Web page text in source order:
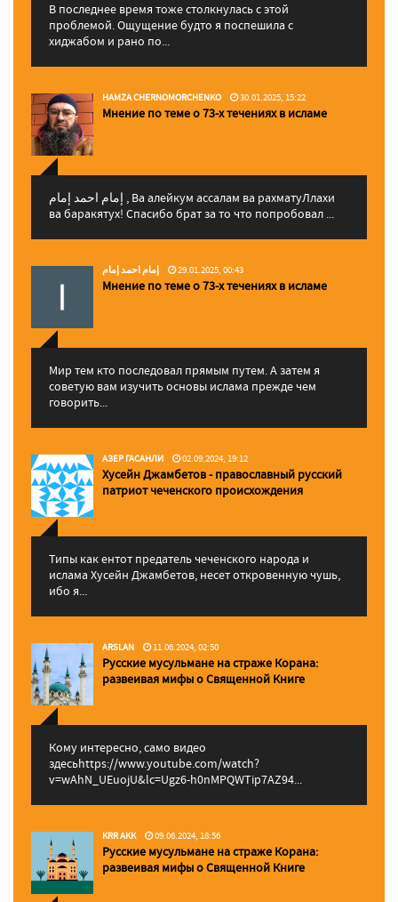
В последнее время тоже столкнулась с этой
проблемой. Ощущение будто я поспешила с
хиджабом и рано по...
HAMZA CHERNOMORCHENKO 30.01.2025, 15:22
Мнение по теме о 73-х течениях в исламе
إمام احمد إمام , Ва алейкум ассалам ва рахматуЛлахи
ва баракятух! Спасибо брат за то что попробовал ...
إمام احمد إمام 29.01.2025, 00:43
Мнение по теме о 73-х течениях в исламе
Мир тем кто последовал прямым путем. А затем я
советую вам изучить основы ислама прежде чем
говорить...
АЗЕР ГАСАНЛИ 02.09.2024, 19:12
Хусейн Джамбетов - православный русский
патриот чеченского происхождения
Типы как ентот предатель чеченского народа и
ислама Хусейн Джамбетов, несет откровенную чушь,
ибо я...
ARSLAN 11.06.2024, 02:50
Русские мусульмане на страже Корана:
pазвеивая мифы о Священной Книге
Кому интересно, само видео
здесьhttps://www.youtube.com/watch?
v=wAhN_UEuojU&lc=Ugz6-h0nMPQWTip7AZ94...
KRR AKK 09.06.2024, 18:56
Русские мусульмане на страже Корана:
pазвеивая мифы о Священной Книге